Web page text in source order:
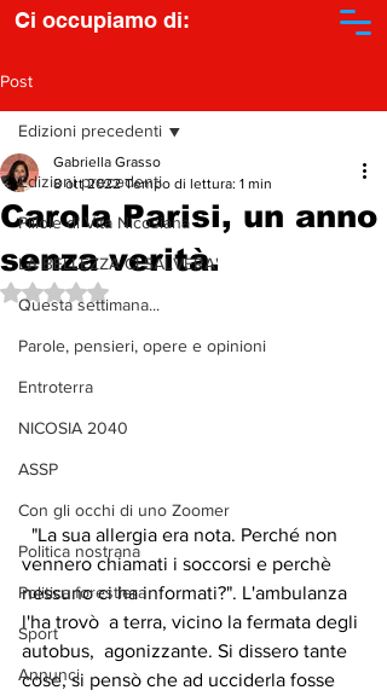
Ci occupiamo di:
Post
Edizioni precedenti
Pillole di Vita Nicosiana
LA BELLEZZA CI SALVERA'
Questa settimana...
Parole, pensieri, opere e opinioni
Entroterra
NICOSIA 2040
ASSP
Con gli occhi di uno Zoomer
Politica nostrana
Politica forestiera
Sport
Annunci
Edizioni precedenti
Carola Parisi, un anno
senza verità.
Gabriella Grasso
8 ott 2022 Tempo di lettura: 1 min
Valutazione NaN stelle su 5.
"La sua allergia era nota. Perché non
vennero chiamati i soccorsi e perchè
nessuno ci ha informati?". L'ambulanza
l'ha trovò  a terra, vicino la fermata degli
autobus,  agonizzante. Si dissero tante
cose, si pensò che ad ucciderla fosse